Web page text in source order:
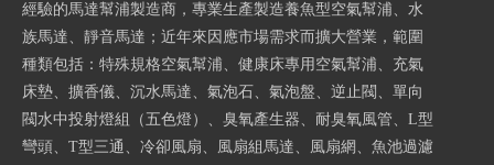
經驗的馬達幫浦製造商，專業生產製造養魚型空氣幫浦、水
族馬達、靜音馬達；近年來因應市場需求而擴大營業，範圍
種類包括：特殊規格空氣幫浦、健康床專用空氣幫浦、充氣
床墊、擴香儀、沉水馬達、氣泡石、氣泡盤、逆止閥、單向
閥水中投射燈組（五色燈）、臭氧產生器、耐臭氧風管、L型
彎頭、T型三通、冷卻風扇、風扇組馬達、風扇網、魚池過濾